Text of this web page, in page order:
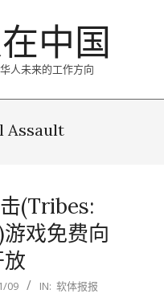
中国
人未来的工作方向
Assault
(Tribes:
戏免费向
09 IN: 软体报报